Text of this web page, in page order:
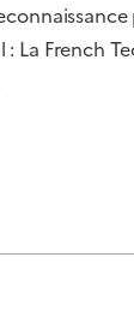
: La French